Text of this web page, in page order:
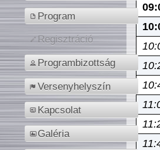
Program
Regisztráció
Programbizottság
Versenyhelyszín
Kapcsolat
Galéria